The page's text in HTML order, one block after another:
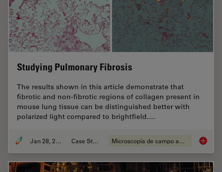
Studying Pulmonary Fibrosis
The results shown in this article demonstrate that
fibrotic and non-fibrotic regions of collagen present in
mouse lung tissue can be distinguished better with
polarized light compared to brightfield.…
Jan 28, 2021 Case Study Microscopía de campo amplio